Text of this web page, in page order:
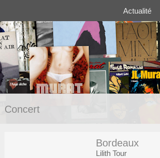
Concert
Bordeaux
Lilith Tour
Actualité